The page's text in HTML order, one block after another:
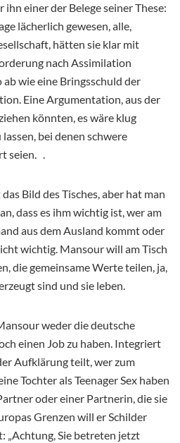
einer der Belege seiner These:
lächerlich gewesen, alle,
hätten sie klar mit
nach Assimilation
wie eine Bringsschuld der
Eine Argumentation, aus der
könnten, es wäre klug
bei denen schwere
seien. .
Bild des Tisches, aber hat man
dass es ihm wichtig ist, wer am
aus dem Ausland kommt oder
wichtig. Mansour will am Tisch
die gemeinsame Werte teilen, ja,
sind und sie leben.
weder die deutsche
einen Job zu haben. Integriert
Aufklärung teilt, wer zum
Tochter als Teenager Sex haben
oder einer Partnerin, die sie
Grenzen will er Schilder
„Achtung, Sie betreten jetzt